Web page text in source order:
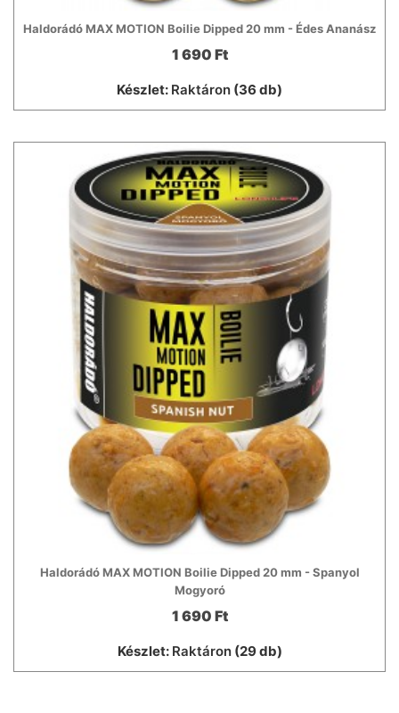
Haldorádó MAX MOTION Boilie Dipped 20 mm - Édes Ananász
1 690 Ft
Készlet: Raktáron (36 db)
Haldorádó MAX MOTION Boilie Dipped 20 mm - Spanyol
Mogyoró
1 690 Ft
Készlet: Raktáron(29 db)